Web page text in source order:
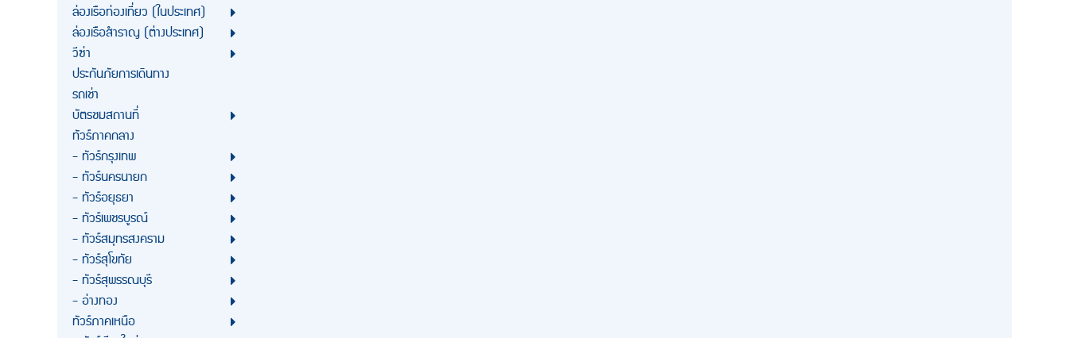
ล่องเรือท่องเที่ยว (ในประเทศ)
ล่องเรือสำราญ (ต่างประเทศ)
วีซ่า
ประกันภัยการเดินทาง
รถเช่า
บัตรชมสถานที่
ทัวร์ภาคกลาง
- ทัวร์กรุงเทพ
- ทัวร์นครนายก
- ทัวร์อยุธยา
- ทัวร์เพชรบูรณ์
- ทัวร์สมุทรสงคราม
- ทัวร์สุโขทัย
- ทัวร์สุพรรณบุรี
- อ่างทอง
ทัวร์ภาคเหนือ